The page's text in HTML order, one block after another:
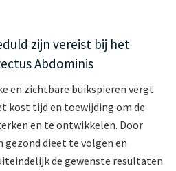
zijn vereist bij het
Abdominis
en zichtbare buikspieren vergt
kost tijd en toewijding om de
en te ontwikkelen. Door
dieet te volgen en
de gewenste resultaten